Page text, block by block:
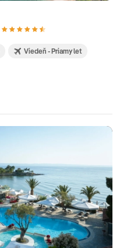
Viedeň - Priamy let